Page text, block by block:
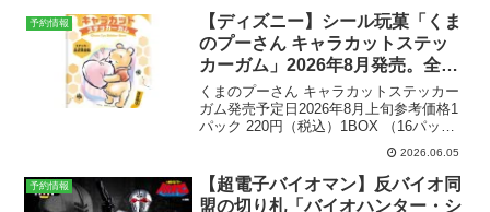
予約情報
【ディズニー】シール玩菓「くま
のプーさん キャラカットステッ
カーガム」2026年8月発売。全28
種。
くまのプーさん キャラカットステッカー
ガム発売予定日2026年8月上旬参考価格1
パック 220円（税込）1BOX （16パック
入） 3,520円（税込）ラインナップ全28
種メーカーエンスカイ商品解説「くまの
プーさん」からレインボーホロ紙を使...
2026.06.05
予約情報
【超電子バイオマン】反バイオ同
盟の切り札「バイオハンター・シ